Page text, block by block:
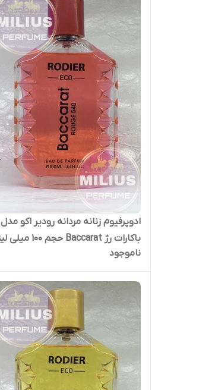
ادوپرفیوم زنانه مردانه رودیر اکو مدل
باکارات رژ Baccarat حجم 100 میلی لیتر
ناموجود